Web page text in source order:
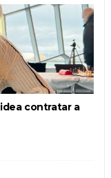
contratar a